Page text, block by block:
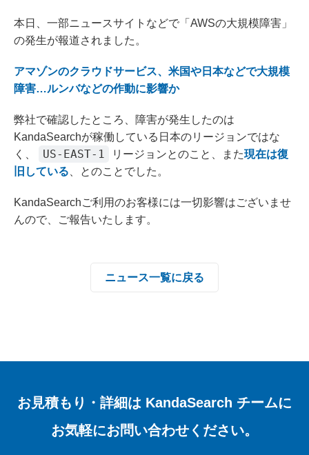
本日、一部ニュースサイトなどで「AWSの大規模障害」
の発生が報道されました。
アマゾンのクラウドサービス、米国や日本などで大規模
障害…ルンバなどの作動に影響か
弊社で確認したところ、障害が発生したのは
KandaSearchが稼働している日本のリージョンではな
く、
US-EAST-1 リージョンとのこと、また現在は復
旧している 、とのことでした。
KandaSearchご利用のお客様には一切影響はございませ
んので、ご報告いたします。
ニュース一覧に戻る
お見積もり・詳細は KandaSearch チームに
お気軽にお問い合わせください。